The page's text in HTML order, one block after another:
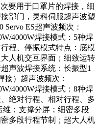
次要用于口罩片的焊接，细
部门，灵科伺服超声波塑
Servo ES超声波频次：
4000W焊接模式：5种焊
程、停振模式特点：底模
人机交互界面；细致运转
声波焊接系统：长振型1
接）超声波频次：
4000W焊接模式：8种焊
绝对行程、相对行程、多
；支撑分屏；细密多段
多段行程节制；超大人机